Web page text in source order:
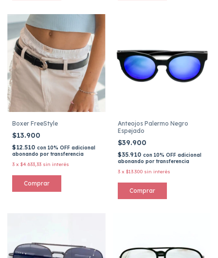
Boxer FreeStyle
$13.900
$12.510 con 10% OFF adicional
abonando por transferencia
3 x $4.633,33 sin interés
Comprar
Anteojos Palermo Negro
Espejado
$39.900
$35.910 con 10% OFF adicional
abonando por transferencia
3 x $13.300 sin interés